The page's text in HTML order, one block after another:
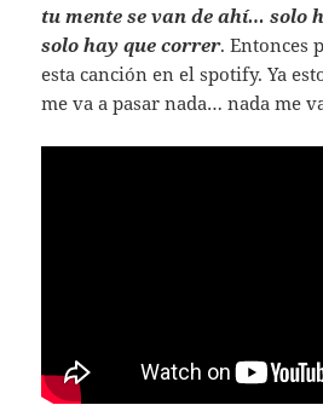
tu mente se van de ahí… solo
solo hay que correr. Entonces
esta canción en el spotify. Ya
me va a pasar nada… nada me